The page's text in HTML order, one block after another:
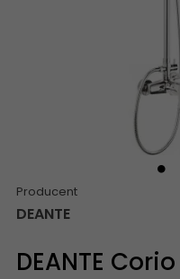
Producent
DEANTE
DEANTE